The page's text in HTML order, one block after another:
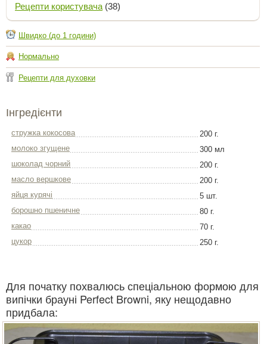
Рецепти користувача (38)
Швидко (до 1 години)
Нормально
Рецепти для духовки
Інгредієнти
стружка кокосова
200 г.
молоко згущене
300 мл
шоколад чорний
200 г.
масло вершкове
200 г.
яйця курячі
5 шт.
борошно пшеничне
80 г.
какао
70 г.
цукор
250 г.
Для початку похвалюсь спеціальною формою для
випічки брауні Perfect Browni, яку нещодавно
придбала: